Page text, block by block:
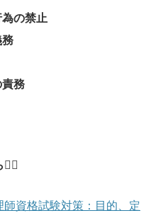
の禁止
務
資格試験対策：目的、定